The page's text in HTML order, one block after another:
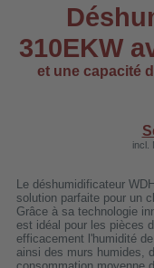
310EKW
et une capacité
incl.
Le déshumidificateur
solution parfaite pour un
Grâce à sa technologie
est idéal pour les pièces
efficacement l'humidité
ainsi des murs humides,